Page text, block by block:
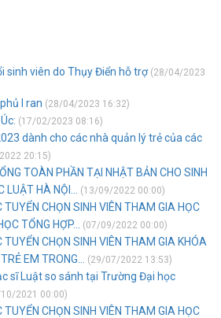
sinh viên do Thụy Điển hỗ trợ(28/04/2023
I ran (28/04/2023 16:32)
(17/02/2023 08:16)
dành cho các nhà quản lý trẻ của các
20:15)
TOÀN PHẦN TẠI NHẬT BẢN CHO SINH
HÀ NỘI...
(13/09/2022 00:00)
TUYỂN CHỌN SINH VIÊN THAM GIA HỌC
TỔNG HỢP...
(07/09/2022 00:00)
TUYỂN CHỌN SINH VIÊN THAM GIA KHÓA
EM TRONG...
(29/07/2022 13:53)
sĩ Luật so sánh tại Trường Đại học
2021 00:00)
TUYỂN CHỌN SINH VIÊN THAM GIA HỌC